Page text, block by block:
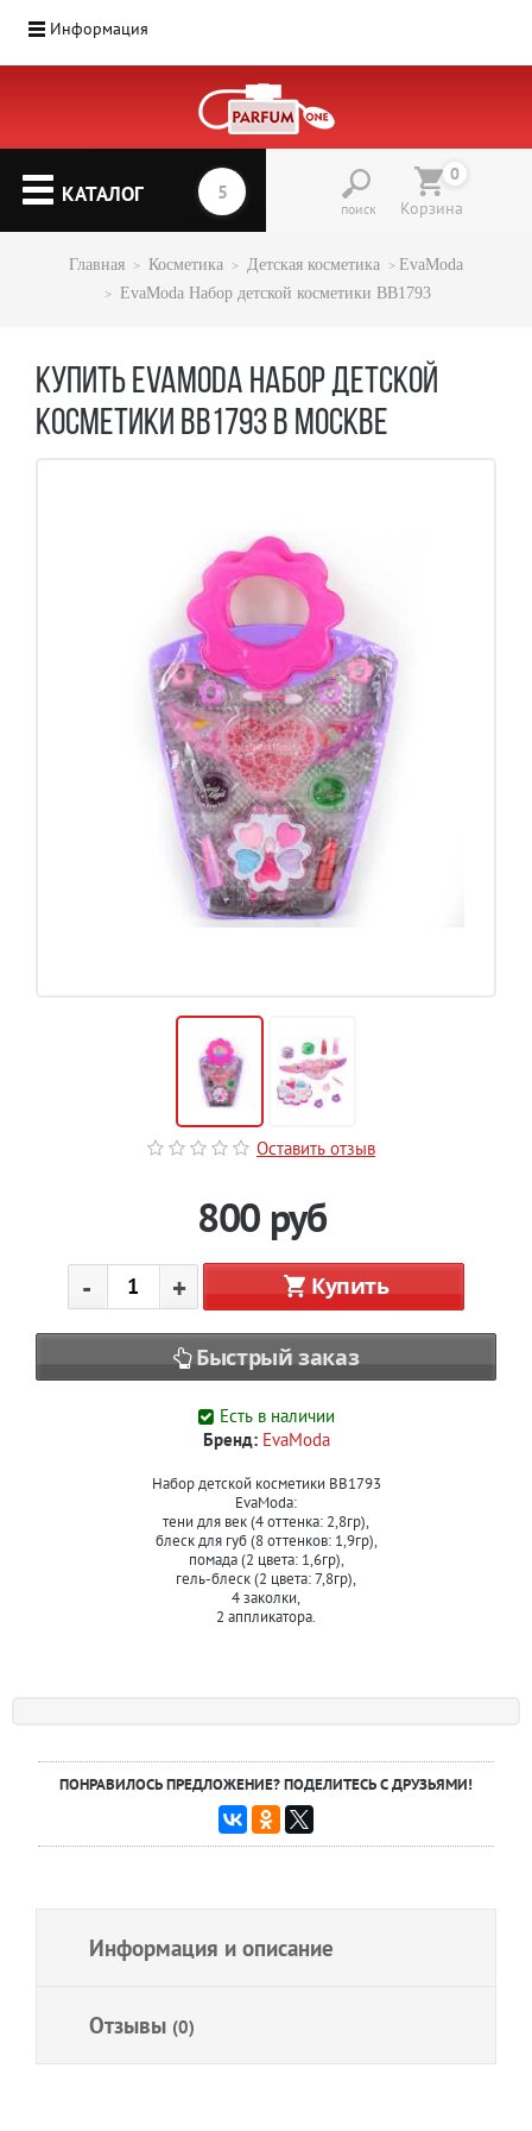
Информация
КАТАЛОГ
поиск
0
Корзина
Главная Косметика Детская косметика
EvaModa
EvaModa Набор детской косметики BB1793
КУПИТЬ EVAMODA НАБОР ДЕТСКОЙ
КОСМЕТИКИ BB1793 В МОСКВЕ
Оставить отзыв
800 руб
- + Купить
Быстрый заказ
Есть в наличии
Бренд: EvaModa
Набор детской косметики BB1793
EvaModa:
тени для век (4 оттенка: 2,8гр),
блеск для губ (8 оттенков: 1,9гр),
помада (2 цвета: 1,6гр),
гель-блеск (2 цвета: 7,8гр),
4 заколки,
2 аппликатора.
ПОНРАВИЛОСЬ ПРЕДЛОЖЕНИЕ? ПОДЕЛИТЕСЬ С ДРУЗЬЯМИ!
Информация и описание
Отзывы (0)